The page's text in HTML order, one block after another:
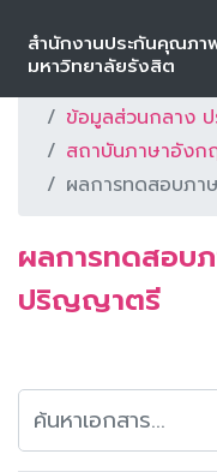
สำนักงานประกันคุณภา
มหาวิทยาลัยรังสิต
หน้าหลัก ดาวน์โหล
ข้อมูลส่วนกลาง
สถาบันภาษาอังก
ผลการทดสอบภ
ผลการทดสอบ
ปริญญาตรี